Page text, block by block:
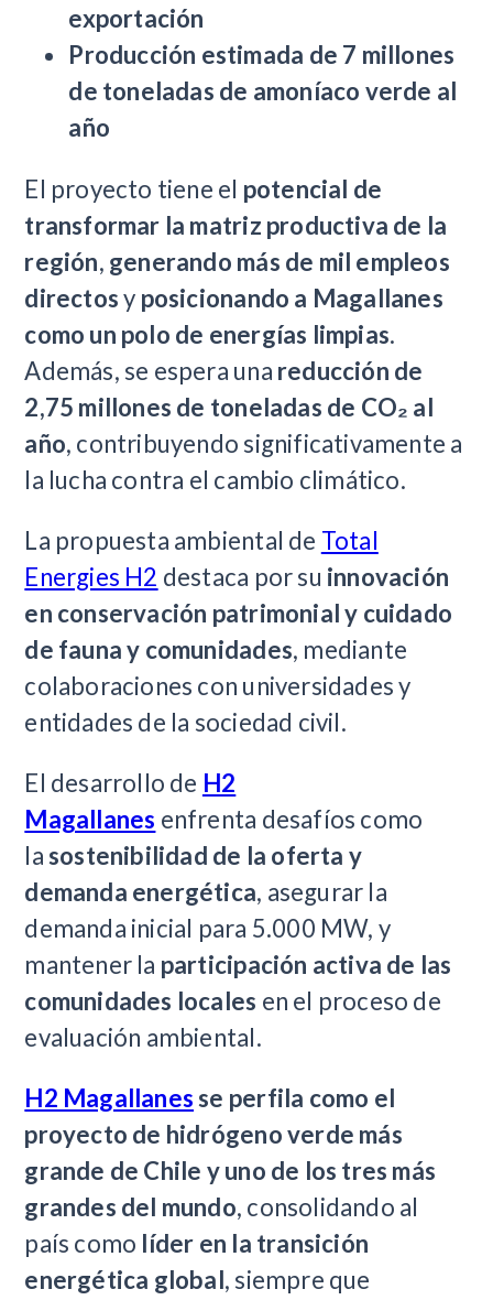
exportación
Producción estimada de 7 millones
de toneladas de amoníaco verde al
año
El proyecto tiene el potencial de
transformar la matriz productiva de la
región, generando más de mil empleos
directosy posicionando a Magallanes
como un polo de energías limpias.
Además, se espera una reducción de
2,75 millones de toneladas de CO₂ al
año, contribuyendo significativamente a
la lucha contra el cambio climático.
La propuesta ambiental de Total
Energies H2 destaca por su innovación
en conservación patrimonial y cuidado
de fauna y comunidades, mediante
colaboraciones con universidades y
entidades de la sociedad civil.
El desarrollo de H2
Magallanes enfrenta desafíos como
lasostenibilidad de la oferta y
demanda energética, asegurar la
demanda inicial para 5.000 MW, y
mantener la participación activa de las
comunidades locales en el proceso de
evaluación ambiental.
H2 Magallanesse perfila como el
proyecto de hidrógeno verde más
grande de Chile y uno de los tres más
grandes del mundo, consolidando al
país como líder en la transición
energética global, siempre que